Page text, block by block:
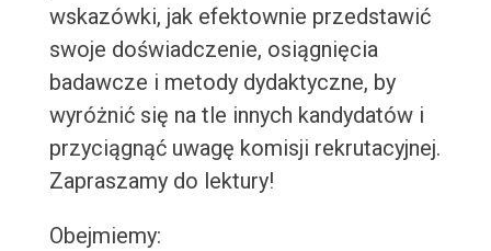
wskazówki, jak efektownie przedstawić
swoje doświadczenie, osiągnięcia
badawcze i metody dydaktyczne, by
wyróżnić się na tle innych kandydatów i
przyciągnąć uwagę komisji rekrutacyjnej.
Zapraszamy do lektury!
Obejmiemy: